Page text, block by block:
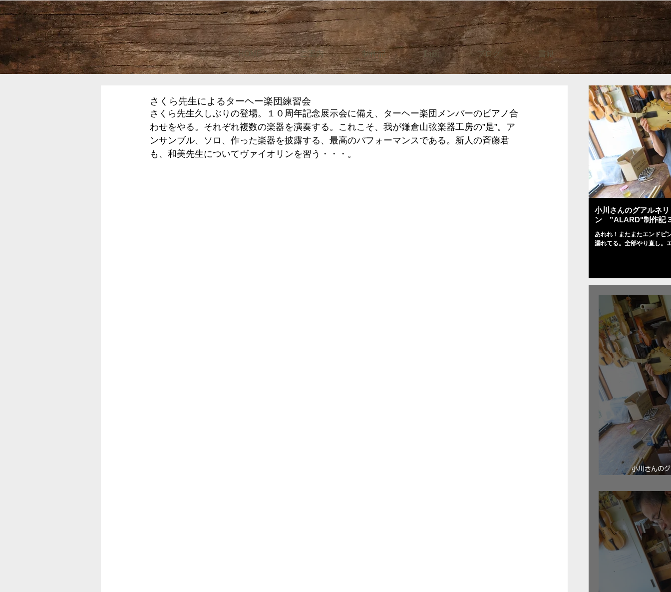
HOME ご案内 制作記 動画 ブログ 書籍
さくら先生によるターヘー楽団練習会
さくら先生久しぶりの登場。１０周年記念展示会に備え、ターヘー楽団メンバーのピアノ合
わせをやる。それぞれ複数の楽器を演奏する。これこそ、我が鎌倉山弦楽器工房の”是”。ア
ンサンブル、ソロ、作った楽器を披露する、最高のパフォーマンスである。新人の斉藤君
も、和美先生についてヴァイオリンを習う・・・。
小川さんのグアルネ
ン ”ALARD"制作記
あれれ！またまたエンドピ
漏れてる。全部やり直し。
小川さんの